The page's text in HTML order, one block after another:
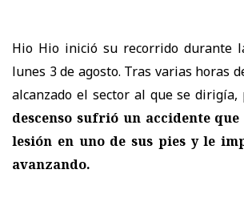
Hio Hio inició su recorrido durante
lunes 3 de agosto. Tras varias horas
alcanzado el sector al que se dirigía,
descenso sufrió un accidente
lesión en uno de sus pies y le
avanzando.